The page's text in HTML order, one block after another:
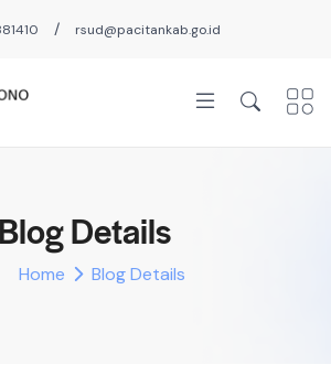
/ rsud@pacitankab.go.id
Blog Details
Home Blog Details